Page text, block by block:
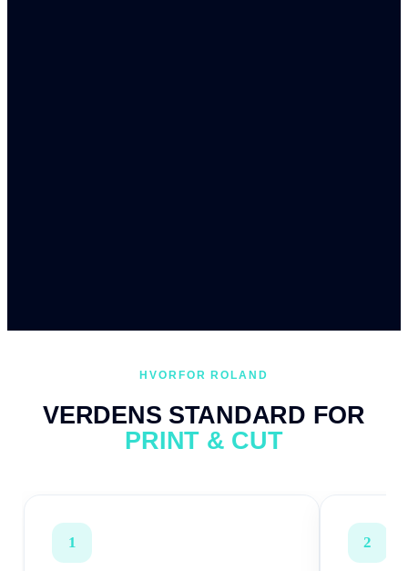
HVORFOR ROLAND
VERDENS STANDARD FOR
PRINT & CUT
1 2